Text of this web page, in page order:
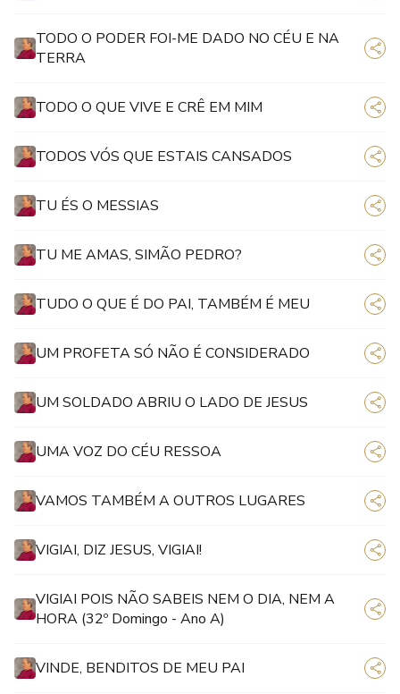
TODO O PODER FOI-ME DADO NO CÉU E NA
TERRA
TODO O QUE VIVE E CRÊ EM MIM
TODOS VÓS QUE ESTAIS CANSADOS
TU ÉS O MESSIAS
TU ME AMAS, SIMÃO PEDRO?
TUDO O QUE É DO PAI, TAMBÉM É MEU
UM PROFETA SÓ NÃO É CONSIDERADO
UM SOLDADO ABRIU O LADO DE JESUS
UMA VOZ DO CÉU RESSOA
VAMOS TAMBÉM A OUTROS LUGARES
VIGIAI, DIZ JESUS, VIGIAI!
VIGIAI POIS NÃO SABEIS NEM O DIA, NEM A
HORA (32º Domingo - Ano A)
VINDE, BENDITOS DE MEU PAI